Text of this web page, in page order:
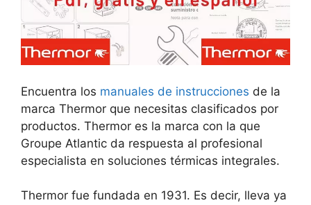
Encuentra los manuales de instrucciones de la
marca Thermor que necesitas clasificados por
productos. Thermor es la marca con la que
Groupe Atlantic da respuesta al profesional
especialista en soluciones térmicas integrales.
Thermor fue fundada en 1931. Es decir, lleva ya